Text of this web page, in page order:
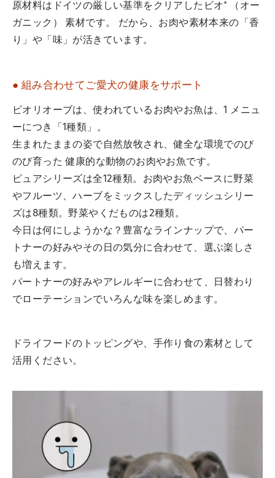
原材料はドイツの厳しい基準をクリアしたビオ* （オー
ガニック） 素材です。 だから、お肉や素材本来の「香
り」や「味」が活きています。
● 組み合わせてご愛犬の健康をサポート
ビオリオーブは、使われているお肉やお魚は、1 メニュ
ーにつき「1種類」。
生まれたままの姿で自然放牧され、健全な環境でのび
のび育った 健康的な動物のお肉やお魚です。
ピュアシリーズは全12種類。お肉やお魚ベースに野菜
やフルーツ、ハーブをミックスしたディッシュシリー
ズは8種類。野菜やくだものは2種類。
今日は何にしようかな？豊富なラインナップで、パー
トナーの好みやその日の気分に合わせて、選ぶ楽しさ
も増えます。
パートナーの好みやアレルギーに合わせて、日替わり
でローテーションでいろんな味を楽しめます。
ドライフードのトッピングや、手作り食の素材として
活用ください。